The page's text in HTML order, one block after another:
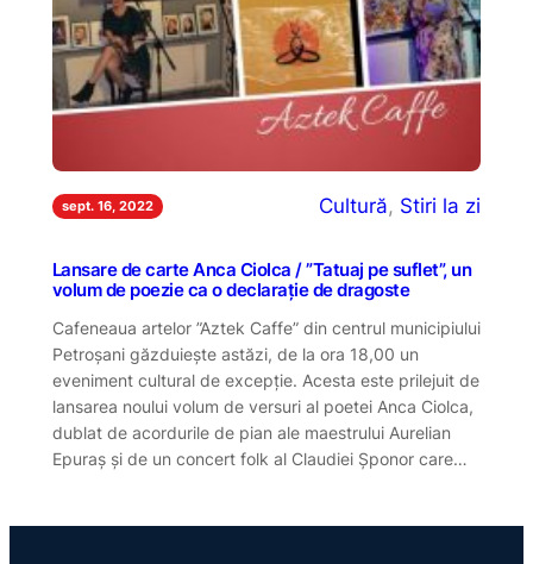
sept. 16, 2022 Cultură, Stiri la zi
Lansare de carte Anca Ciolca / ”Tatuaj pe suflet”, un
volum de poezie ca o declarație de dragoste
Cafeneaua artelor ”Aztek Caffe” din centrul municipiului
Petroșani găzduiește astăzi, de la ora 18,00 un
eveniment cultural de excepție. Acesta este prilejuit de
lansarea noului volum de versuri al poetei Anca Ciolca,
dublat de acordurile de pian ale maestrului Aurelian
Epuraș și de un concert folk al Claudiei Șponor care…